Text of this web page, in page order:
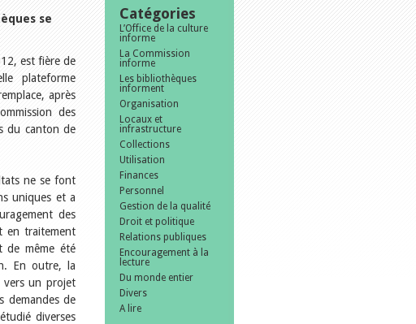
se
est fière de
plateforme
après
des
du canton de
ne se font
uniques et a
des
en traitement
de même été
En outre, la
vers un projet
demandes de
diverses
Catégories
L’Office de la culture
informe
La Commission
informe
Les bibliothèques
informent
Organisation
Locaux et
infrastructure
Collections
Utilisation
Finances
Personnel
Gestion de la qualité
Droit et politique
Relations publiques
Encouragement à la
lecture
Du monde entier
Divers
A lire